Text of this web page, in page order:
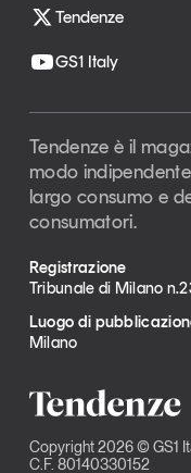
Tendenze
GS1 Italy
Tendenze è il
modo
largo consumo e
consumatori.
Registrazione
Tribunale di Milano
Luogo di
Milano
Copyright 2026 © GS1
C.F. 80140330152